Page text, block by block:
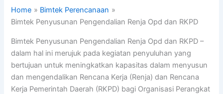
Home
Bimtek Perencanaan
Bimtek Penyusunan Pengendalian Renja Opd dan RKPD
Bimtek Penyusunan Pengendalian Renja Opd dan RKPD –
dalam hal ini merujuk pada kegiatan penyuluhan yang
bertujuan untuk meningkatkan kapasitas dalam menyusun
dan mengendalikan Rencana Kerja (Renja) dan Rencana
Kerja Pemerintah Daerah (RKPD) bagi Organisasi Perangkat